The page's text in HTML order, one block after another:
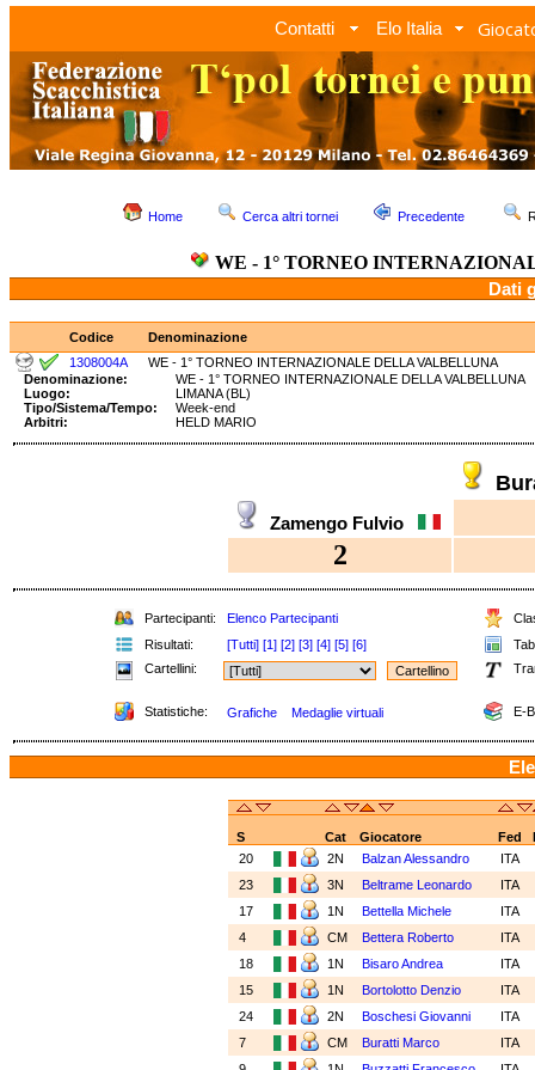
Contatti Elo Italia
Home Cerca altri tornei Precedente
WE - 1° TORNEO
Dati
Codice
Denominazione
1308004A
WE - 1° TORNEO INTERNAZIONALE DELLA VALBELLUNA
Denominazione:
WE - 1° TORNEO INTERNAZIONALE DELLA
Luogo:
LIMANA (BL)
Tipo/Sistema/Tempo:
Week-end
Arbitri:
HELD MARIO
Zamengo Fulvio
2
Partecipanti: Elenco Partecipanti
Risultati:
[Tutti] [1] [2] [3] [4] [5] [6]
Cartellini:
Statistiche: Grafiche Medaglie virtuali E-
S Cat Giocatore Fed
20
2N Balzan Alessandro ITA
23
3N Beltrame Leonardo ITA
17
1N Bettella Michele ITA
4
CM Bettera Roberto ITA
18
1N Bisaro Andrea ITA
15
1N Bortolotto Denzio ITA
24
2N Boschesi Giovanni ITA
7
CM Buratti Marco ITA